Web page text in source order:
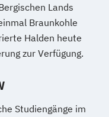
Lands
Braunkohle
Halden heute
zur Verfügung.
Studiengänge im